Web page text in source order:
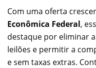
Com uma oferta
Econômica Federal,
destaque por eliminar
leilões e permitir a
e sem taxas extras.